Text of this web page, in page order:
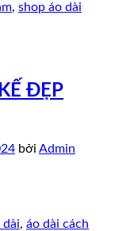
, shop áo dài
ĐẸP
bởi Admin
dài, áo dài cách